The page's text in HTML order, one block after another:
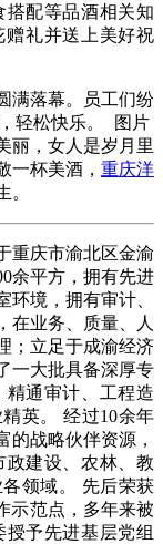
配等品酒相关知
赠礼并送上美好祝
满落幕。员工们纷
轻松快乐。 图片
丽，女人是岁月里
一杯美酒， 重庆洋
。
重庆市渝北区金渝
余平方，拥有先进
境，拥有审计、
在业务、质量、人
；立足于成渝经济
一大批具备深厚专
通审计、工程造
英。 经过10余年
的战略伙伴资源，
建设、农林、教
领域。 先后荣获
示范点，多年来被
予先进基层党组